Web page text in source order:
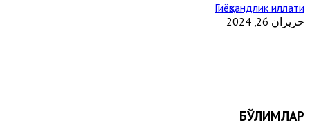
Гиёҳвандлик иллати
حزيران 26, 2024
БЎЛИМЛАР